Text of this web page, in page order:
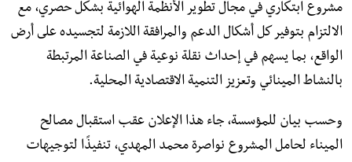
مشروع ابتكاري في مجال تطوير الأنظمة الهوائية بشكل حصري، مع
الالتزام بتوفير كل أشكال الدعم والمرافقة اللازمة لتجسيده على أرض
الواقع، بما يسهم في إحداث نقلة نوعية في الصناعة المرتبطة
بالنشاط المينائي وتعزيز التنمية الاقتصادية المحلية.
وحسب بيان للمؤسسة، جاء هذا الإعلان عقب استقبال مصالح
الميناء لحامل المشروع نواصرة محمد المهدي، تنفيذًا لتوجيهات